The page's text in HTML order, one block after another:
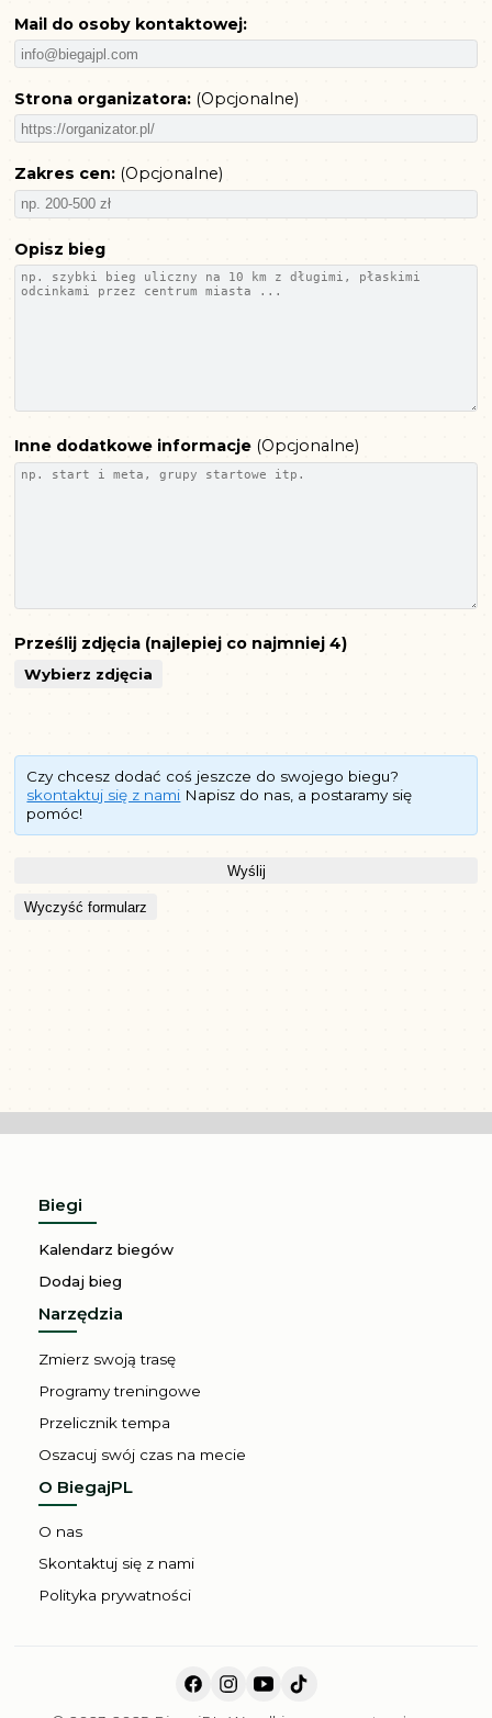
Mail do osoby kontaktowej:
Strona organizatora: (Opcjonalne)
Zakres cen: (Opcjonalne)
Opisz bieg
Inne dodatkowe informacje (Opcjonalne)
Prześlij zdjęcia (najlepiej co najmniej 4)
Wybierz zdjęcia
Czy chcesz dodać coś jeszcze do swojego biegu?
skontaktuj się z nami Napisz do nas, a postaramy się
pomóc!
Wyślij
Wyczyść formularz
Biegi
Kalendarz biegów
Dodaj bieg
Narzędzia
Zmierz swoją trasę
Programy treningowe
Przelicznik tempa
Oszacuj swój czas na mecie
O BiegajPL
O nas
Skontaktuj się z nami
Polityka prywatności